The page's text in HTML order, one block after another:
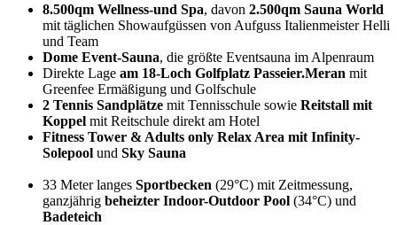
8.500qm Wellness-und Spa, davon 2.500qm Sauna World
mit täglichen Showaufgüssen von Aufguss Italienmeister Helli
und Team
Dome Event-Sauna, die größte Eventsauna im Alpenraum
Direkte Lage am 18-Loch Golfplatz Passeier.Meran mit
Greenfee Ermäßigung und Golfschule
2 Tennis Sandplätze mit Tennisschule sowie Reitstall mit
Koppel mit Reitschule direkt am Hotel
Fitness Tower & Adults only Relax Area mit Infinity-
Solepool und Sky Sauna
33 Meter langes Sportbecken (29°C) mit Zeitmessung,
ganzjährig beheizter Indoor-Outdoor Pool (34°C) und
Badeteich